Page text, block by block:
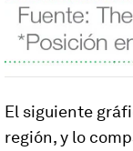
El siguiente
región, y lo